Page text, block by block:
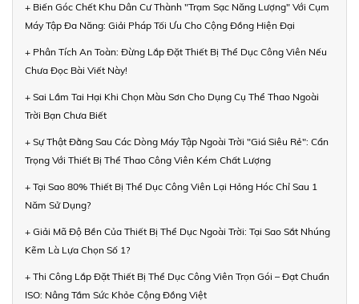
+ Biến Góc Chết Khu Dân Cư Thành "Trạm Sạc Năng Lượng" Với Cụm
Máy Tập Đa Năng: Giải Pháp Tối Ưu Cho Cộng Đồng Hiện Đại
+ Phân Tích An Toàn: Đừng Lắp Đặt Thiết Bị Thể Dục Công Viên Nếu
Chưa Đọc Bài Viết Này!
+ Sai Lầm Tai Hại Khi Chọn Màu Sơn Cho Dụng Cụ Thể Thao Ngoài
Trời Bạn Chưa Biết
+ Sự Thật Đằng Sau Các Dòng Máy Tập Ngoài Trời "Giá Siêu Rẻ": Cẩn
Trọng Với Thiết Bị Thể Thao Công Viên Kém Chất Lượng
+ Tại Sao 80% Thiết Bị Thể Dục Công Viên Lại Hỏng Hóc Chỉ Sau 1
Năm Sử Dụng?
+ Giải Mã Độ Bền Của Thiết Bị Thể Dục Ngoài Trời: Tại Sao Sắt Nhúng
Kẽm Là Lựa Chọn Số 1?
+ Thi Công Lắp Đặt Thiết Bị Thể Dục Công Viên Trọn Gói – Đạt Chuẩn
ISO: Nâng Tầm Sức Khỏe Cộng Đồng Việt